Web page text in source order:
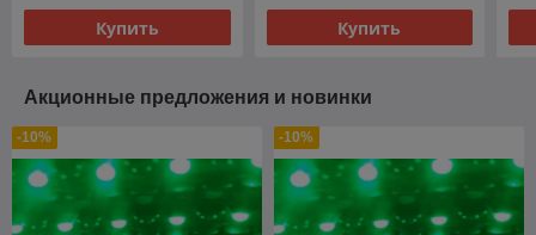
Купить Купить
Акционные предложения и новинки
-10% -10%